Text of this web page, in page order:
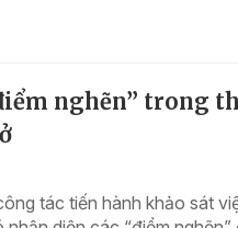
nghẽn” trong
tác tiến hành khảo sát